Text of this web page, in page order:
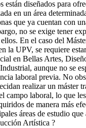
están diseñados para
en un área
que ya cuentan con
no se exige tener
En el caso del
la UPV, se requiere
en Bellas Artes,
aunque no se
laboral previa. No
realizar un máster
campo laboral, lo que
de manera más
áreas de estudio
Artística ?